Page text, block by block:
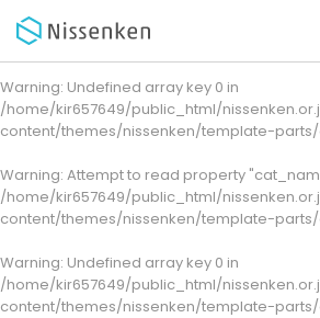
Warning: Undefined array key 0 in
/home/kir657649/public_html/
content/themes/nissenken/template-
Warning: Attempt to read property
/home/kir657649/public_html/
content/themes/nissenken/template-
Warning: Undefined array key 0 in
/home/kir657649/public_html/
content/themes/nissenken/template-